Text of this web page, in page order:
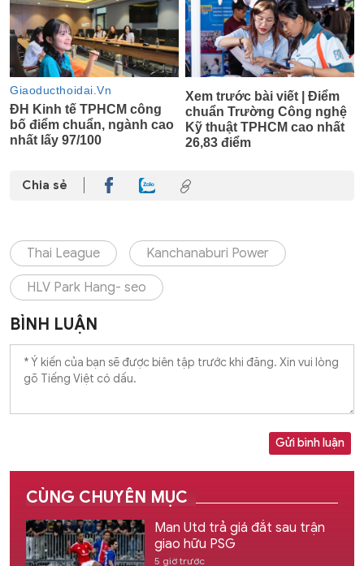
Chia sẻ
Thai League Kanchanaburi Power
HLV Park Hang- seo
BÌNH LUẬN
Gửi bình luận
CÙNG CHUYÊN MỤC
Man Utd trả giá đắt sau trận
giao hữu PSG
5 giờ trước